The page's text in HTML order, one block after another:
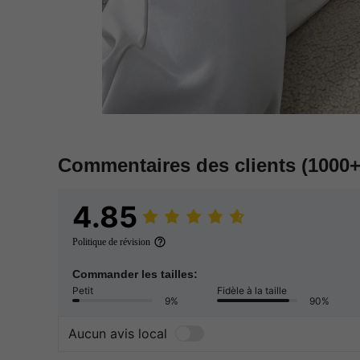
Commentaires des clients
4.85
Politique de révision
Commander les tailles:
Petit
9%
Fidèle à la taille
90%
Aucun avis local